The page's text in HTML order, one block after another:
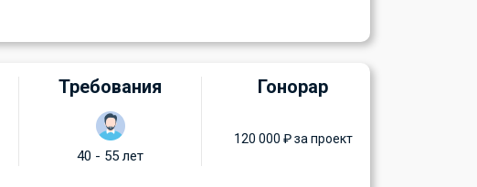
Требования
40 - 55 лет
Гонорар
120 000 ₽ за проект